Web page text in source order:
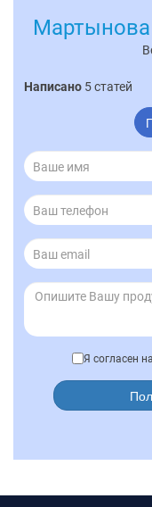
Написано 5 статей
Я согласен